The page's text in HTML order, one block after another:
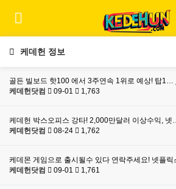
케데헌 정보
골든 빌보드 핫100 에서 3주연속 1위로 예상! 탑1…
케데헌닷컴
09-01 1,763
케데헌 박스오피스 강타! 2,000만달러 이상수익,
케데헌닷컴
08-24 1,762
케데몬 게임으로 출시될수 있다 연락주세요! 넷플
케데헌닷컴
09-01 1,761